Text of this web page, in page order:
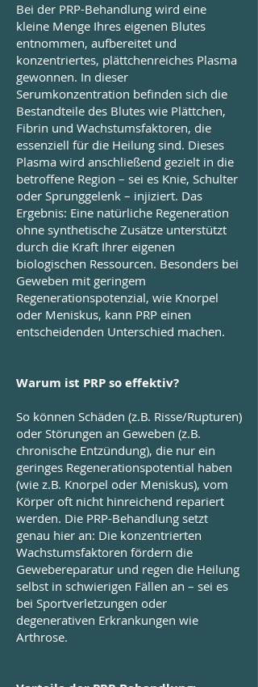
Bei der PRP-Behandlung wird eine
kleine Menge Ihres eigenen Blutes
entnommen, aufbereitet und
konzentriertes, plättchenreiches Plasma
gewonnen. In dieser
Serumkonzentration befinden sich die
Bestandteile des Blutes wie Plättchen,
Fibrin und Wachstumsfaktoren, die
essenziell für die Heilung sind. Dieses
Plasma wird anschließend gezielt in die
betroffene Region – sei es Knie, Schulter
oder Sprunggelenk – injiziert. Das
Ergebnis: Eine natürliche Regeneration
ohne synthetische Zusätze unterstützt
durch die Kraft Ihrer eigenen
biologischen Ressourcen. Besonders bei
Geweben mit geringem
Regenerationspotenzial, wie Knorpel
oder Meniskus, kann PRP einen
entscheidenden Unterschied machen.
Warum ist PRP so effektiv?
So können Schäden (z.B. Risse/Rupturen)
oder Störungen an Geweben (z.B.
chronische Entzündung), die nur ein
geringes Regenerationspotential haben
(wie z.B. Knorpel oder Meniskus), vom
Körper oft nicht hinreichend repariert
werden. Die PRP-Behandlung setzt
genau hier an: Die konzentrierten
Wachstumsfaktoren fördern die
Gewebereparatur und regen die Heilung
selbst in schwierigen Fällen an – sei es
bei Sportverletzungen oder
degenerativen Erkrankungen wie
Arthrose.